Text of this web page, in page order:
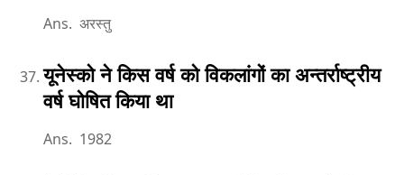
Ans. अरस्तु
यूनेस्को ने किस वर्ष को विकलांगों का अन्तर्राष्ट्रीय
वर्ष घोषित किया था
Ans. 1982